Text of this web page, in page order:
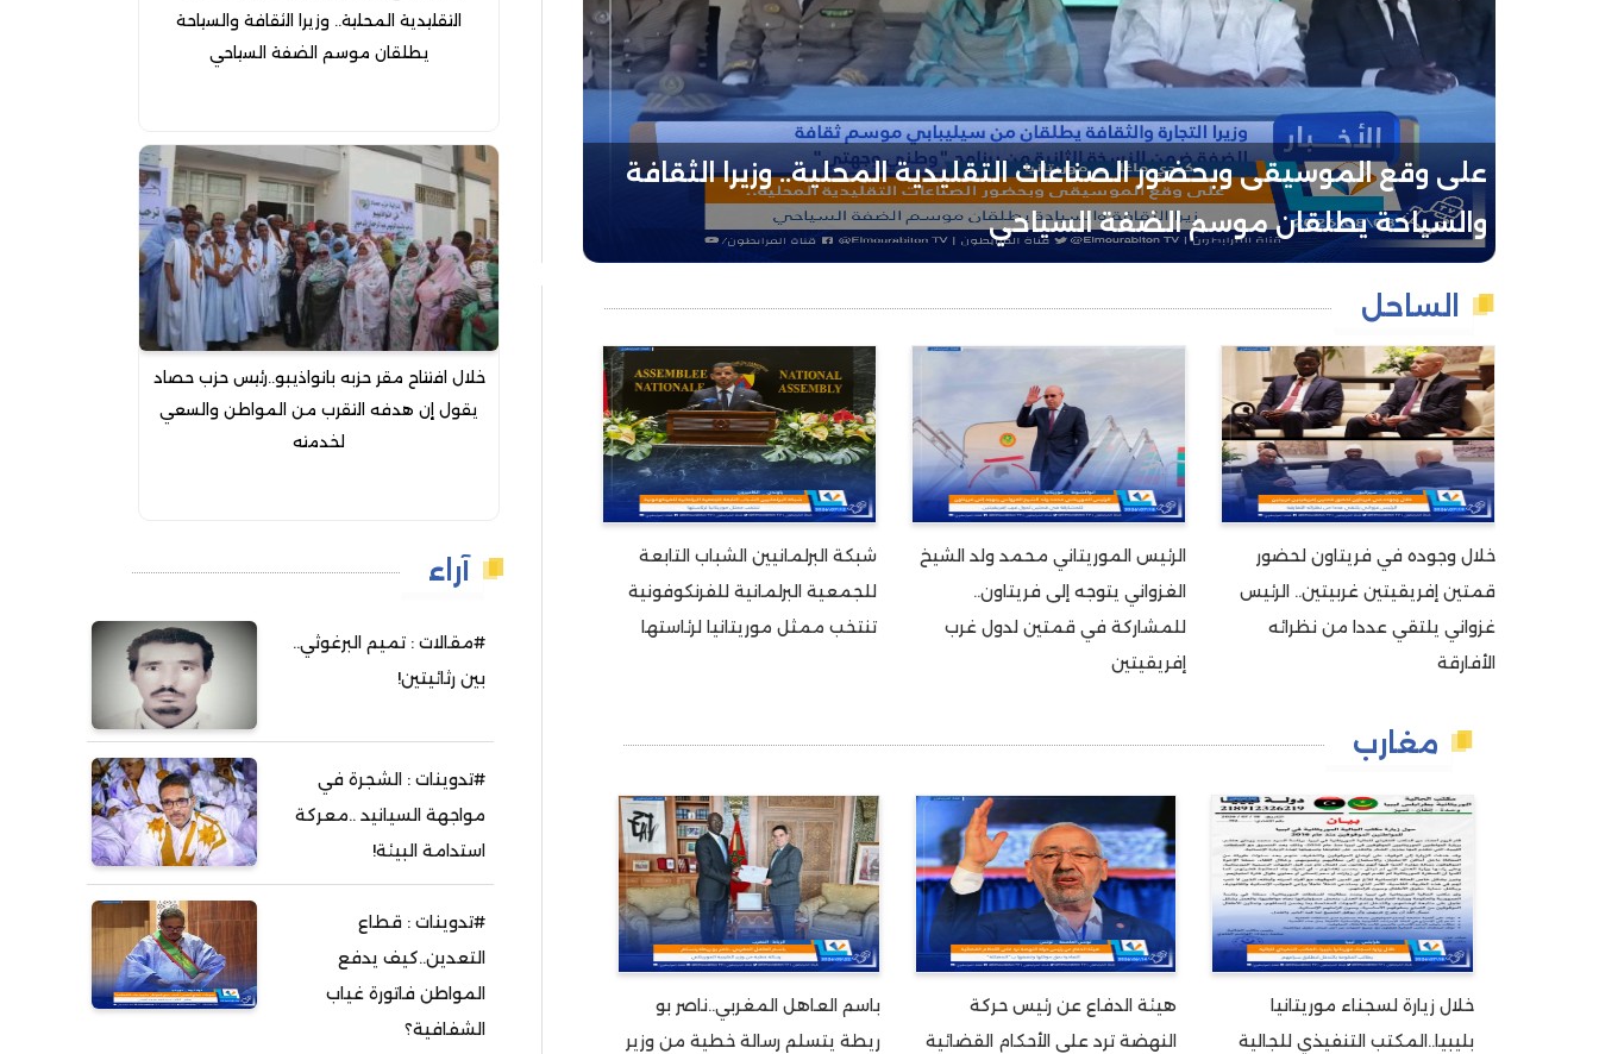
على وقع الموسيقى وبحضور الصناعات التقليدية المحلية.. وزيرا الثقافة
والسياحة يطلقان موسم الضفة السياحي
الساحل
خلال وجوده في فريتاون لحضور
قمتين إفريقيتين غربيتين.. الرئيس
غزواني يلتقي عددا من نظرائه
الأفارقة
الرئيس الموريتاني محمد ولد الشيخ
الغزواني يتوجه إلى فريتاون..
للمشاركة في قمتين لدول غرب
إفريقيتين
شبكة البرلمانيين الشباب التابعة
للجمعية البرلمانية للفرنكوفونية
تنتخب ممثل موريتانيا لرئاستها
مغارب
خلال زيارة لسجناء موريتانيا
بليبيا..المكتب التنفيذي للجالية
هيئة الدفاع عن رئيس حركة
النهضة ترد على الأحكام القضائية
باسم العاهل المغربي..ناصر بو
ريطة يتسلم رسالة خطية من وزير
التقليدية المحلية.. وزيرا الثقافة والسياحة
يطلقان موسم الضفة السياحي
خلال افتتاح مقر حزبه بانواذيبو..رئيس حزب حصاد
يقول إن هدفه التقرب من المواطن والسعي
لخدمته
آراء
#مقالات : تميم البرغوثي..
بين رثائيتين!
#تدوينات : الشجرة في
مواجهة السيانيد ..معركة
استدامة البيئة!
#تدوينات : قطاع
التعدين..كيف يدفع
المواطن فاتورة غياب
الشفافية؟